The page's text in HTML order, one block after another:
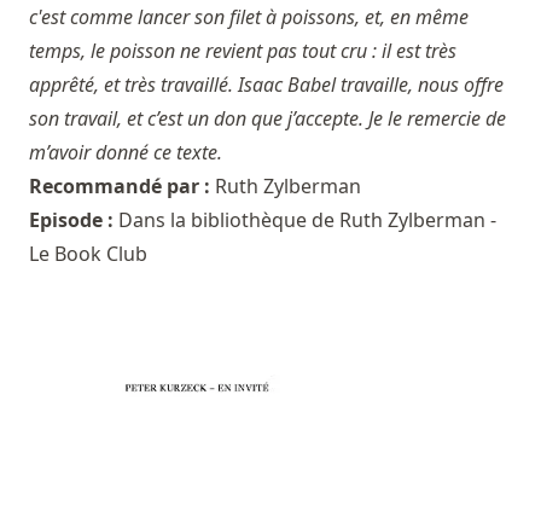
c'est comme lancer son filet à poissons, et, en même
temps, le poisson ne revient pas tout cru : il est très
apprêté, et très travaillé. Isaac Babel travaille, nous offre
son travail, et c’est un don que j’accepte. Je le remercie de
m’avoir donné ce texte.
Recommandé par : Ruth Zylberman
Episode : Dans la bibliothèque de Ruth Zylberman -
Le Book Club